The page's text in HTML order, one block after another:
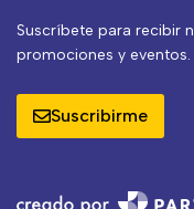
Suscríbete para recibir
promociones y eventos.
Suscribirme